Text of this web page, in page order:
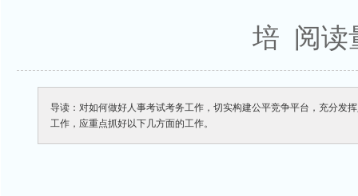
培 阅读
导读：对如何做好人事考试考务工作，切实构建公平竞争平台，充分发
工作，应重点抓好以下几方面的工作。